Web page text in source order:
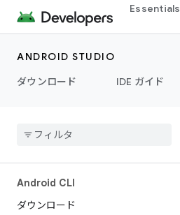
Essentials
ANDROID STUDIO
ダウンロード
IDE ガイド
Android CLI
ダウンロード